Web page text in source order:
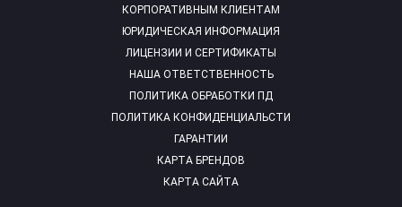
КОРПОРАТИВНЫМ КЛИЕНТАМ
ЮРИДИЧЕСКАЯ ИНФОРМАЦИЯ
ЛИЦЕНЗИИ И СЕРТИФИКАТЫ
НАША ОТВЕТСТВЕННОСТЬ
ПОЛИТИКА ОБРАБОТКИ ПД
ПОЛИТИКА КОНФИДЕНЦИАЛЬСТИ
ГАРАНТИИ
КАРТА БРЕНДОВ
КАРТА САЙТА